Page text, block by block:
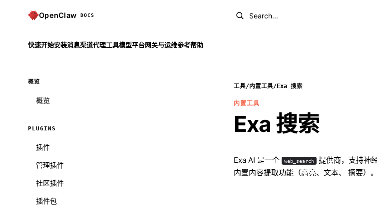
OpenClaw DOCS Search...
快速开始安装消息渠道代理工具模型平台网关与运维参考帮助
概览
概览
PLUGINS
插件
管理插件
社区插件
插件包
工具/内置工具/Exa 搜索
内置工具
Exa 搜索
Exa AI 是一个 web_search 提供商，支持神
内置内容提取功能（高亮、文本、 摘要）。